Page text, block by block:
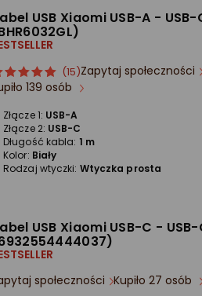
USB Xiaomi USB-A - USB-
(15)Zapytaj społeczności
139 osób
Złącze 1: USB-A
Złącze 2: USB-C
Długość kabla: 1 m
Kolor: Biały
Rodzaj wtyczki: Wtyczka prosta
USB Xiaomi USB-C -
społeczności Kupiło 27 osób